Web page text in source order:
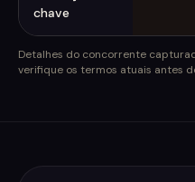
chave
Detalhes do concorrente
verifique os termos atuais antes